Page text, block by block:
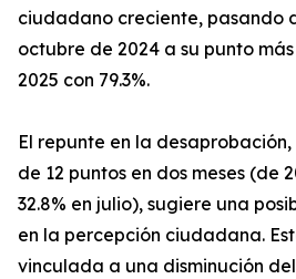
ciudadano creciente, pasando
octubre de 2024 a su punto
2025 con 79.3%.
El repunte en la
de 12 puntos en dos meses (de
32.8% en julio), sugiere una
en la percepción ciudadana.
vinculada a una disminución